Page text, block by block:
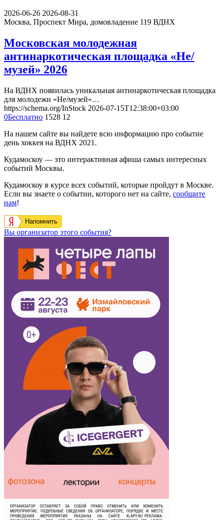
2026-06-26 2026-08-31
Москва, Проспект Мира, домовладение 119 ВДНХ
Московская молодежная
антинаркотическая площадка «Не/
музей» 2026
На ВДНХ появилась уникальная антинаркотическая площадка
для молодежи «Не/музей»…
https://schema.org/InStock 2026-07-15T12:38:00+03:00
0Бесплатно 1528 12
На нашем сайте вы найдете всю информацию про событие
день хоккея на ВДНХ 2021.
Кудамоскоу — это интерактивная афиша самых интересных
событий Москвы.
Кудамоскоу в курсе всех событий, которые пройдут в Москве.
Если вы знаете о событии, которого нет на сайте, сообщите
нам!
Напомнить
Вы организатор этого события?